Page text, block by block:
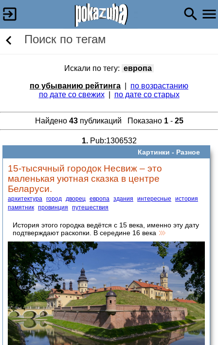
Поиск по тегам
Искали по тегу: европа
по убыванию рейтинга
по возрастанию
по дате со свежих| по дате со старых
Найдено 43публикаций Показано 1- 25
1.Pub:1306532
Картинки - Разное
15-тысячный городок Несвиж – это
маленькая уютная сказка в центре
Беларуси.
архитектура город дворец европа здания интересные
история
памятник провинция путешествия
История этого городка ведётся с 15 века, именно эту дату
подтверждают раскопки. В середине 16 века